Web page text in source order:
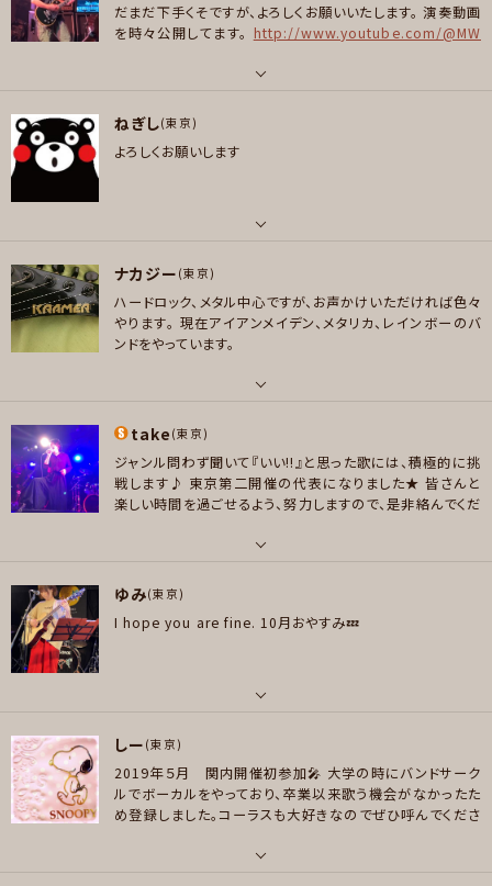
プレイヤー参加予定
筋肉少女帯とKANさん。他なんでもすきです。 邦楽ばっかり聴いてきたので洋
ポップス , ロック , ハードロック/ヘヴィメタル , ファンク/ブルース , ソウル/
R＆B , ボサノバ/ラテン , ハウス/テクノ
プレイヤー参加予定
だまだ下手くそですが、よろしくお願いいたします。 演奏動画
を時々公開してます。 http://www.youtube.com/@MW
ギター
好きなアーティスト
Jeff Beck、John Mayer、John Sykes、Steve Clark、Edward Van Hale
ポップス , ロック , ハードロック/ヘヴィメタル
プレイヤー参加予定
メッセージ
ねぎし(東京)
よろしくお願いします
ベース , 管楽器
好きなアーティスト
ZELDA,Jan Hammer,ゲルニカ
プレイヤー参加予定
メッセージ
ナカジー (東京)
ハードロック、メタル中心ですが、お声かけいただければ色々
やります。 現在アイアンメイデン、メタリカ、レインボーのバ
ンドをやっています。
ボーカル , ギター , ベース , 弦楽器
好きなアーティスト
メタリカ、アンスラックス、モーターヘッド、ドッケン、イングヴェイマルムスティ
好きなジャンル
ロック , ハードロック/ヘヴィメタル , スラッシュメタル/デスメタル
プレイヤー参加予定
take (東京)
ジャンル問わず聞いて『いい!!』と思った歌には、積極的に挑
戦します♪ 東京第二開催の代表になりました★ 皆さんと
楽しい時間を過ごせるよう、努力しますので、是非絡んでくだ
ンドに所属しております(*゜∀゜)
は気軽にお声掛けください♪
book はコチラ
php?id=61553170277671
ボーカル , 管楽器
好きなアーティスト
LOUDNESS 聖飢魔II THE冠 デラックス×デラックス
プレイヤー参加予定
ゆみ(東京)
I hope you are fine. 10月おやすみ💤
ボーカル , ギター
好きなアーティスト
ELLEGARDEN / the HIATUS / MONOEYES / UNISON SQUARE GARDE
ty /秋山黄色 / ART-SCHOOL /SHANK / yeti let you notice / リーガル
しー (東京)
2019年５月 関内開催初参加🎤 大学の時にバンドサーク
ルでボーカルをやっており、卒業以来歌う機会がなかったた
め登録しました。コーラスも大好きなのでぜひ呼んでくださ
4・5・7月はお休み予定です⚠️